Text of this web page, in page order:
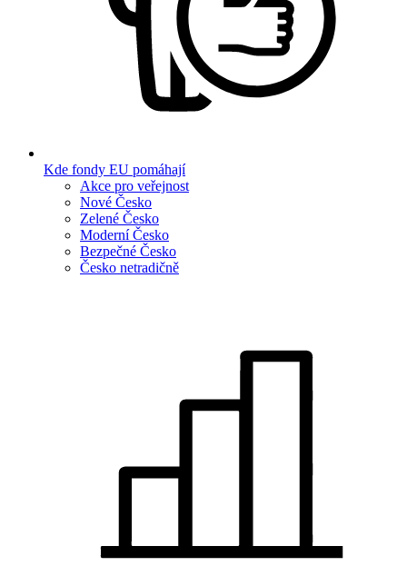
Kde fondy EU pomáhají
Akce pro veřejnost
Nové Česko
Zelené Česko
Moderní Česko
Bezpečné Česko
Česko netradičně